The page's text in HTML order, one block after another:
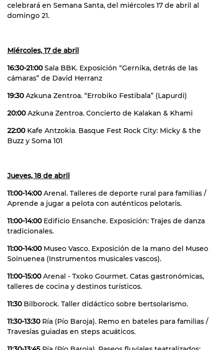
celebrará en Semana Santa, del miércoles 17 de abril al
domingo 21.
Miércoles, 17 de abril
16:30-21:00Sala BBK. Exposición “Gernika, detrás de las
cámaras” de David Herranz
19:30Azkuna Zentroa. “Errobiko Festibala” (Lapurdi)
20:00Azkuna Zentroa. Concierto de Kalakan & Khami
22:00Kafe Antzokia. Basque Fest Rock City: Micky & the
Buzz y Soma 101
Jueves, 18 de abril
11:00-14:00Arenal. Talleres de deporte rural para familias /
Aprende a jugar a pelota con auténticos pelotaris.
11:00-14:00Edificio Ensanche. Exposición: Trajes de danza
tradicionales.
11:00-14:00Museo Vasco. Exposición de la mano del Museo
Soinuenea (Instrumentos musicales vascos).
11:00-15:00Arenal - Txoko Gourmet. Catas gastronómicas,
talleres de cocina y destinos turísticos.
11:30Bilborock. Taller didáctico sobre bertsolarismo.
11:30-13:30Ría (Pío Baroja). Remo en bateles para familias /
Travesías guiadas en steps acuáticos.